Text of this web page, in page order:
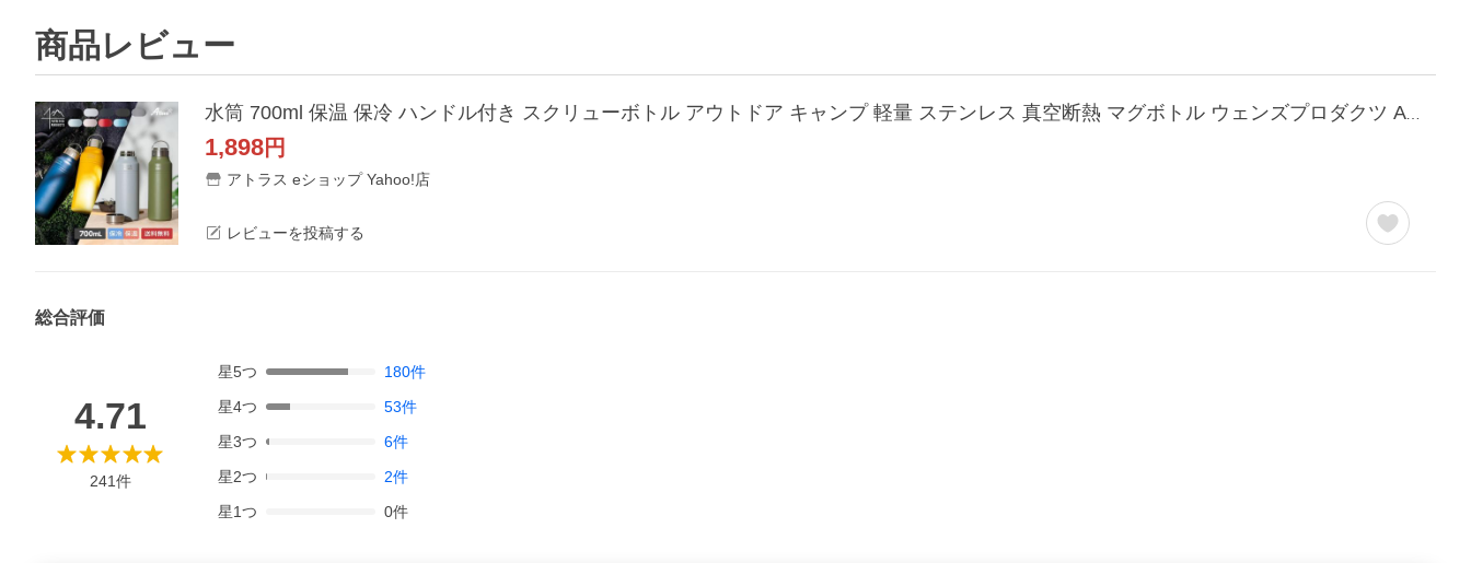
商品レビュー
水筒 700ml 保温 保冷 ハンドル付き スクリューボトル アウトドア キャンプ 軽量 ステンレス 真空断熱 マグボトル ウェンズプロダクツ AWPB-701
1,898円
アトラス eショップ Yahoo!店
レビューを投稿する
総合評価
4.71
241件
星5つ 180件
星4つ 53件
星3つ 6件
星2つ 2件
星1つ 0件